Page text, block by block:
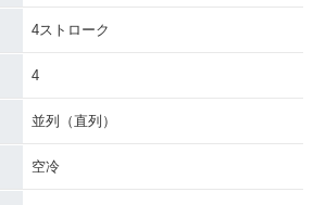
4ストローク
4
並列（直列）
空冷